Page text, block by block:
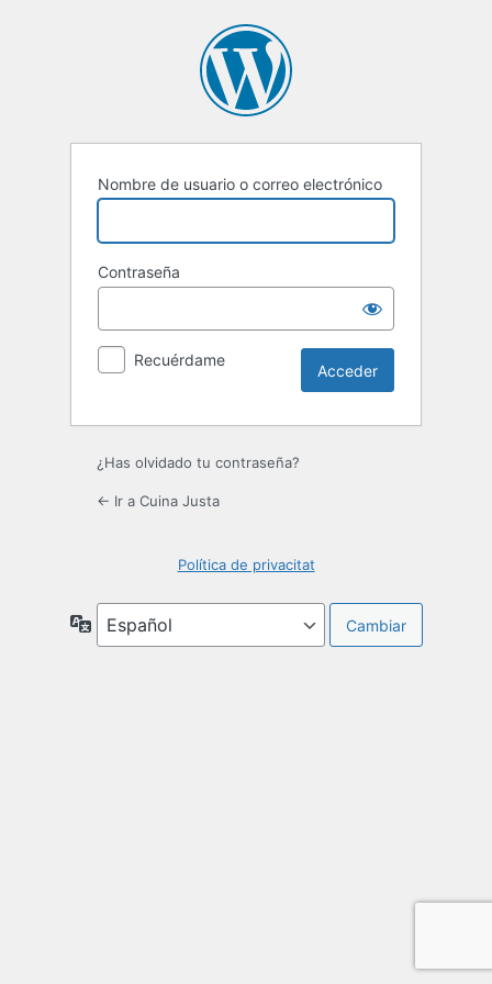
Nombre de usuario o correo electrónico
Contraseña
Recuérdame
¿Has olvidado tu contraseña?
← Ir a Cuina Justa
Política de privacitat
Idioma